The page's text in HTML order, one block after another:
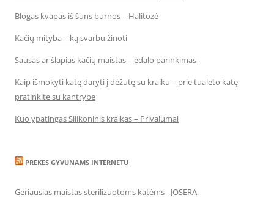
Blogas kvapas iš šuns burnos – Halitozė
Kačių mityba – ką svarbu žinoti
Sausas ar šlapias kačių maistas – ėdalo parinkimas
Kaip išmokyti katę daryti į dėžutę su kraiku – prie tualeto katę
pratinkite su kantrybe
Kuo ypatingas Silikoninis kraikas – Privalumai
PREKES GYVUNAMS INTERNETU
Geriausias maistas sterilizuotoms katėms - JOSERA